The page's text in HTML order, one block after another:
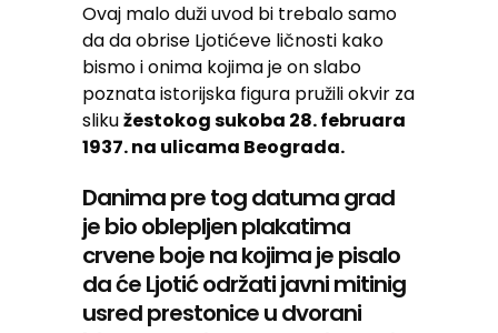
Ovaj malo duži uvod bi trebalo samo
da da obrise Ljotićeve ličnosti kako
bismo i onima kojima je on slabo
poznata istorijska figura pružili okvir za
slikužestokog sukoba 28. februara
1937. na ulicama Beograda.
Danima pre tog datuma grad
je bio oblepljen plakatima
crvene boje na kojima je pisalo
da će Ljotić održati javni mitinig
usred prestonice u dvorani